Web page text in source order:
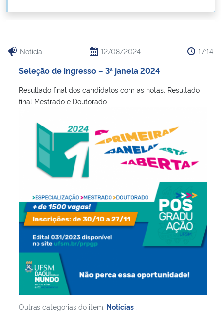
Ministério da Ciência, Tecnologia, Inovações e Comunicações
Ministério do Desenvolvimento Regional
Ministério da Mulher, da Família e dos Direitos Humanos
Secretaria-Geral
Secretaria de Governo
Gabinete de Segurança Institucional
Notícia 12/08/2024 17:14
Seleção de ingresso – 3ª janela 2024
Resultado final dos candidatos com as notas. Resultado
final Mestrado e Doutorado
Outras categorias do item: Notícias